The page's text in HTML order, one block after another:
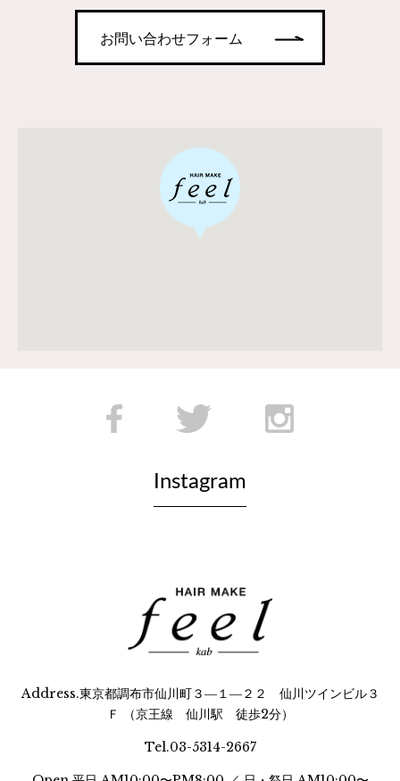
お問い合わせフォーム
Instagram
Address.東京都調布市仙川町３―１―２２ 仙川ツインビル３
Ｆ （京王線 仙川駅 徒歩2分）
Tel.03-5314-2667